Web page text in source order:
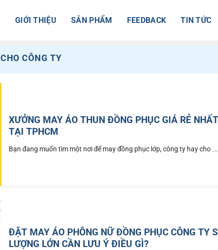
GIỚI THIỆU SẢN PHẨM FEEDBACK TIN TỨC
CÔNG TY
XƯỞNG MAY ÁO THUN ĐỒNG PHỤC GIÁ RẺ
TẠI TPHCM
Bạn đang muốn tìm một nơi để may đồng phục lớp, công ty hay cho ...
ĐẶT MAY ÁO PHÔNG NỮ ĐỒNG PHỤC CÔNG TY
LƯỢNG LỚN CẦN LƯU Ý ĐIỀU GÌ?